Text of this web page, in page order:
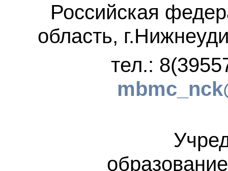
Российская
область,
тел.: